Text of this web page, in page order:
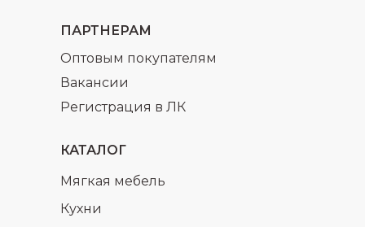
ПАРТНЕРАМ
Регистрация в ЛК
Оптовым покупателям
Вакансии
КАТАЛОГ
Кухни
Мягкая мебель